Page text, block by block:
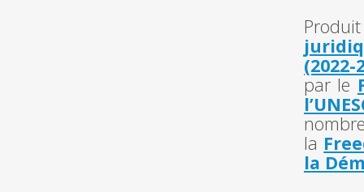
(2022-
par le
la
la